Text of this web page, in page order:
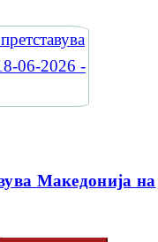
Македонија на